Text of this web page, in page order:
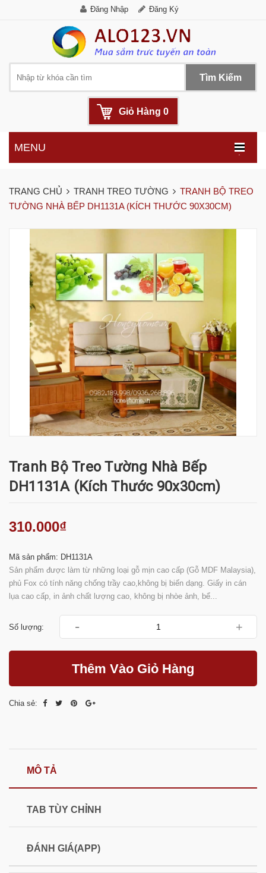
Đăng Nhập Đăng Ký
Tìm Kiếm
Giỏ Hàng 0
.
MENU
TRANG CHỦ TRANH TREO TƯỜNG
TRANH BỘ TREO
TƯỜNG NHÀ BẾP DH1131A (KÍCH THƯỚC 90X30CM)
Tranh Bộ Treo Tường Nhà Bếp
DH1131A (kích Thước 90x30cm)
310.000₫
Mã sản phẩm: DH1131A
Sản phẩm được làm từ những loại gỗ mịn cao cấp (Gỗ MDF Malaysia),
phủ Fox có tính năng chống trầy cao,không bị biến dạng. Giấy in cán
lụa cao cấp, in ảnh chất lượng cao, không bị nhòe ảnh, bể...
Số lượng: - +
Thêm Vào Giỏ Hàng
Chia sẻ:
MÔ TẢ
TAB TÙY CHỈNH
ĐÁNH GIÁ(APP)